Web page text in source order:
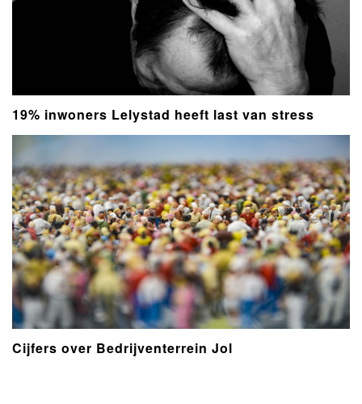
19% inwoners Lelystad heeft last van stress
Cijfers over Bedrijventerrein Jol